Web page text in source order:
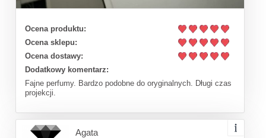
Ocena produktu:
Ocena sklepu:
Ocena dostawy:
Dodatkowy komentarz:
Fajne perfumy. Bardzo podobne do oryginalnych. Długi czas
projekcji.
Agata